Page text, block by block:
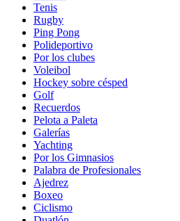
Tenis
Rugby
Ping Pong
Polideportivo
Por los clubes
Voleibol
Hockey sobre césped
Golf
Recuerdos
Pelota a Paleta
Galerías
Yachting
Por los Gimnasios
Palabra de Profesionales
Ajedrez
Boxeo
Ciclismo